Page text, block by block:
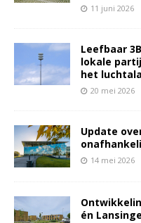
11 juni 2026
Leefbaar
lokale
het
20 mei 2026
Update
14 mei 2026
én